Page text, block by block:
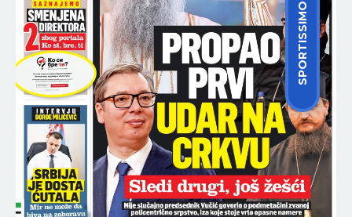
SPORTISSIMO